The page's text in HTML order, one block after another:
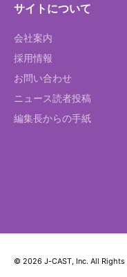
サイトについて
会社案内
採用情報
お問い合わせ
ニュース読者投稿
編集長からの手紙
© 2026 J-CAST, Inc. All Rights